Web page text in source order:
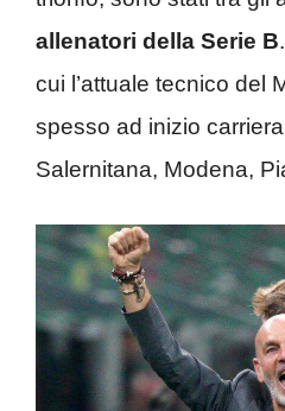
allenatori della Serie B
cui l’attuale tecnico del
spesso ad inizio
Salernitana, Modena,